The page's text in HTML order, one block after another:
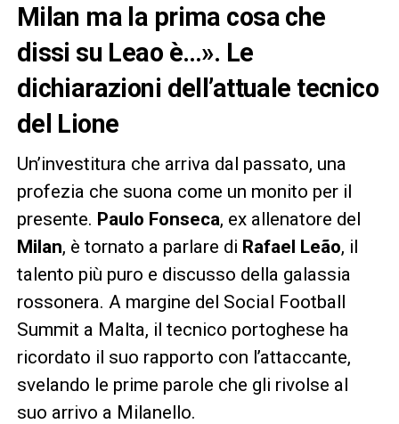
Milan ma la prima cosa che
dissi su Leao è…». Le
dichiarazioni dell’attuale tecnico
del Lione
Un’investitura che arriva dal passato, una
profezia che suona come un monito per il
presente. Paulo Fonseca, ex allenatore del
Milan, è tornato a parlare di Rafael Leão, il
talento più puro e discusso della galassia
rossonera. A margine del Social Football
Summit a Malta, il tecnico portoghese ha
ricordato il suo rapporto con l’attaccante,
svelando le prime parole che gli rivolse al
suo arrivo a Milanello.